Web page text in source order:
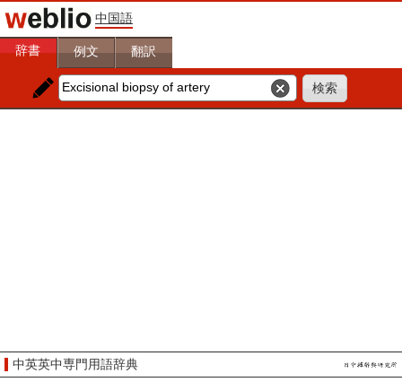
中国語
辞書 例文 翻訳
中英英中専門用語辞典